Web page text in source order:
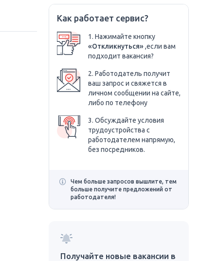
Как работает сервис?
1. Нажимайте кнопку
«Откликнуться»,если вам
подходит вакансия?
2. Работодатель получит
ваш запрос и свяжется в
личном сообщении на сайте,
либо по телефону
3. Обсуждайте условия
трудоустройства с
работодателем напрямую,
без посредников.
Чем больше запросов вышлите, тем
больше получите предложений от
работодателя!
Получайте новые вакансии в